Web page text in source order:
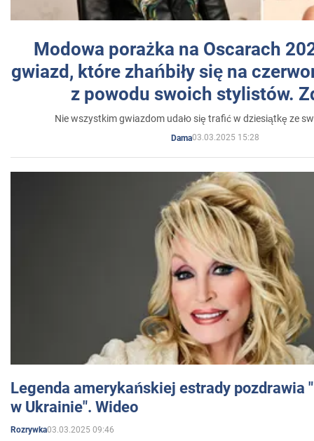
Modowa porażka na Oscarach
gwiazd, które zhańbiły się na
z powodu swoich stylistów.
Nie wszystkim gwiazdom udało się trafić w dziesiątkę ze
Dama03.03.2025 15:28
Legenda amerykańskiej estrady pozdrawia
w Ukrainie". Wideo
Rozrywka03.03.2025 09:46